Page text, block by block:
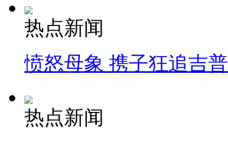
热点新闻
愤怒母象 携子狂追吉
热点新闻